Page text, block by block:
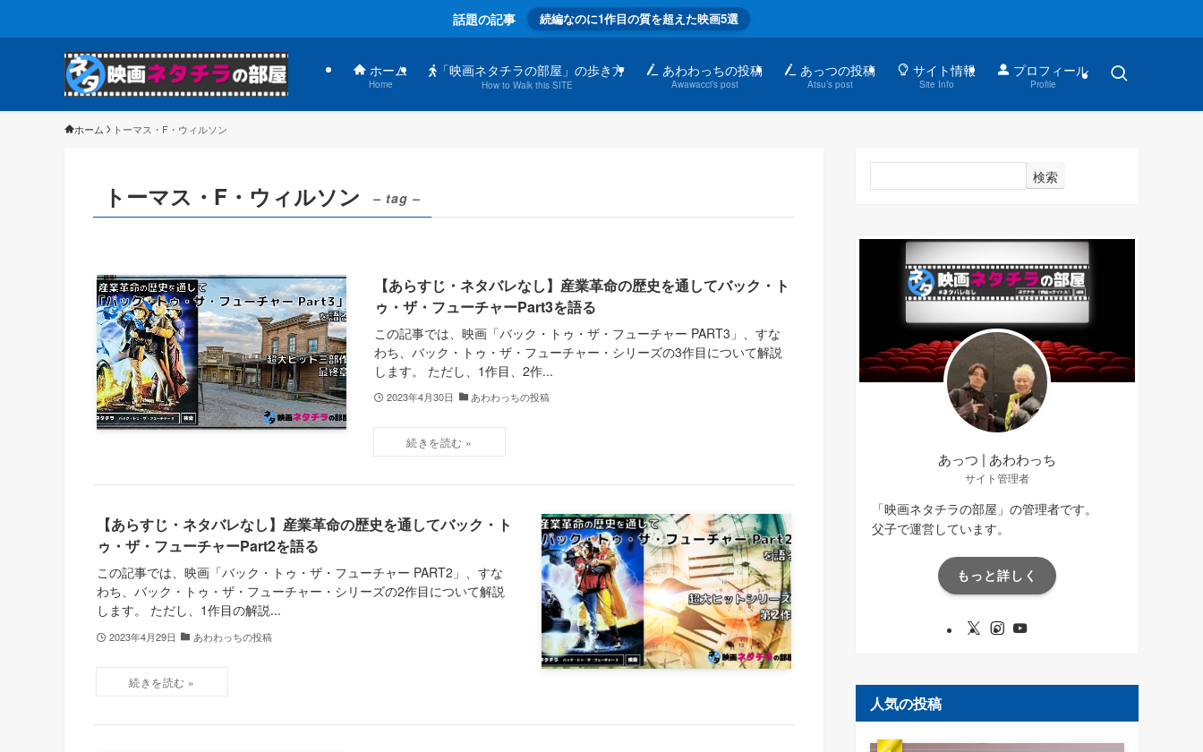
話題の記事 続編なのに1作目の質を超えた映画5選
ホーム
Home
「映画ネタチラの部屋」の歩き方
How to Walk this SITE
あわわっちの投稿
Awawacci’s post
あっつの投稿
Atsu’s post
サイト情報
Site Info
プロフィール
Profile
ホーム トーマス・F・ウィルソン
トーマス・F・ウィルソン – tag –
【あらすじ・ネタバレなし】産業革命の歴史を通してバック・ト
ゥ・ザ・フューチャーPart3を語る
この記事では、映画「バック・トゥ・ザ・フューチャー PART3」、すな
わち、バック・トゥ・ザ・フューチャー・シリーズの3作目について解説
します。 ただし、1作目、2作...
2023年4月30日 あわわっちの投稿
【あらすじ・ネタバレなし】産業革命の歴史を通してバック・ト
ゥ・ザ・フューチャーPart2を語る
この記事では、映画「バック・トゥ・ザ・フューチャー PART2」、すな
わち、バック・トゥ・ザ・フューチャー・シリーズの2作目について解説
します。 ただし、1作目の解説...
2023年4月29日 あわわっちの投稿
検索
あっつ | あわわっち
サイト管理者
「映画ネタチラの部屋」の管理者です。
父子で運営しています。
もっと詳しく
人気の投稿